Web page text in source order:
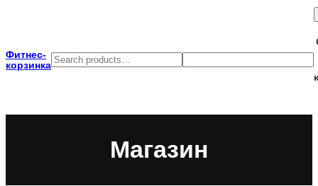
содержимому
Фитнес-
корзинка Search
Магазин